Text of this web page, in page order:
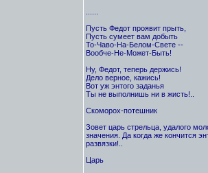
Пусть Федот проявит прыть,
Пусть сумеет вам добыть
То-Чаво-На-Белом-Свете --
Вообче-Не-Может-Быть!
Ну, Федот, теперь держись!
Дело верное, кажись!
Вот уж энтого заданья
Ты не выполнишь ни в жисть!..
Скоморох-потешник
Зовет царь стрельца, удалого
значения. Да когда же кончится
развязки!..
Царь